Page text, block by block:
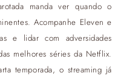
manda ver quando o
Acompanhe Eleven e
e lidar com adversidades
melhores séries da Netflix.
temporada, o streaming já